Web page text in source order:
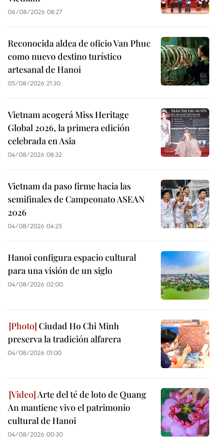
06/08/2026 08:27
Reconocida aldea de oficio Van Phuc
como nuevo destino turístico
artesanal de Hanoi
05/08/2026 21:30
Vietnam acogerá Miss Heritage
Global 2026, la primera edición
celebrada en Asia
04/08/2026 08:32
Vietnam da paso firme hacia las
semifinales de Campeonato ASEAN
2026
04/08/2026 04:25
Hanoi configura espacio cultural
para una visión de un siglo
04/08/2026 02:00
Ciudad Ho Chi Minh
preserva la tradición alfarera
04/08/2026 01:00
Arte del té de loto de Quang
An mantiene vivo el patrimonio
cultural de Hanoi
04/08/2026 00:30